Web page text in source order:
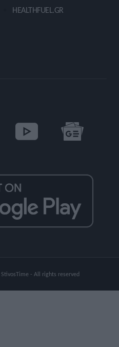
HEALTHFUEL.GR
- All rights reserved